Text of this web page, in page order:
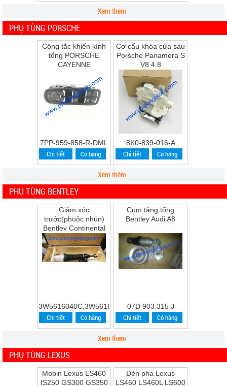
Xem thêm
PHỤ TÙNG PORSCHE
Công tắc khiển kính
tổng PORSCHE
CAYENNE
7PP-959-858-R-DML
Chi tiết Có hàng
Cơ cấu khóa cửa sau
Porsche Panamera S
V8 4.8
8K0-839-016-A
Chi tiết Có hàng
Xem thêm
PHỤ TÙNG BENTLEY
Giảm xóc
trước(phuộc nhún)
Bentley Continental
Flying Spur Speed
năm 2009
3W5616040C,3W5616039C
Chi tiết Có hàng
Cụm tăng tổng
Bentley Audi A8
07D 903 315 J
Chi tiết Có hàng
Xem thêm
PHỤ TÙNG LEXUS
Mobin Lexus LS460
IS250 GS300 GS350
Đèn pha Lexus
LS460 LS460L LS600